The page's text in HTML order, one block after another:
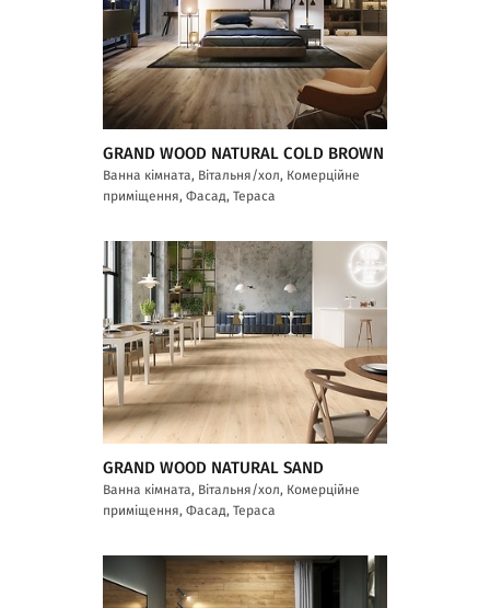
GRAND WOOD NATURAL COLD BROWN
Ванна кімната, Вітальня/хол, Комерційне
приміщення, Фасад, Тераса
GRAND WOOD NATURAL SAND
Ванна кімната, Вітальня/хол, Комерційне
приміщення, Фасад, Тераса